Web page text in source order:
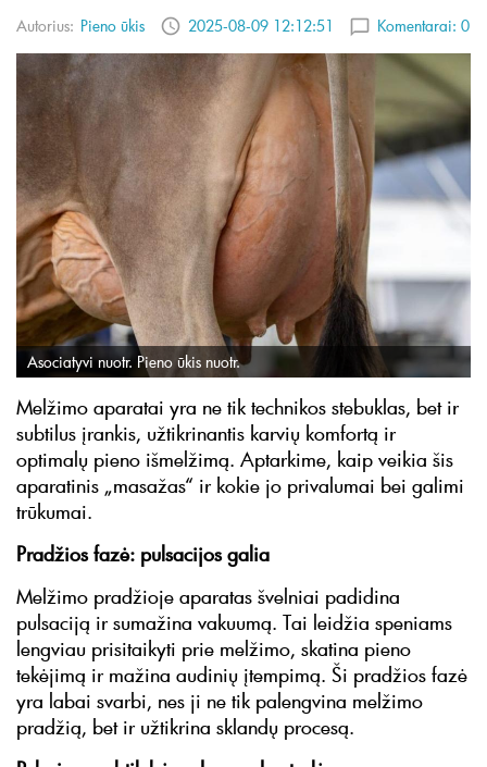
Autorius: Pieno ūkis 2025-08-09 12:12:51 Komentarai: 0
Asociatyvi nuotr. Pieno ūkis nuotr.
Melžimo aparatai yra ne tik technikos stebuklas, bet ir
subtilus įrankis, užtikrinantis karvių komfortą ir
optimalų pieno išmelžimą. Aptarkime, kaip veikia šis
aparatinis „masažas“ ir kokie jo privalumai bei galimi
trūkumai.
Pradžios fazė: pulsacijos galia
Melžimo pradžioje aparatas švelniai padidina
pulsaciją ir sumažina vakuumą. Tai leidžia speniams
lengviau prisitaikyti prie melžimo, skatina pieno
tekėjimą ir mažina audinių įtempimą. Ši pradžios fazė
yra labai svarbi, nes ji ne tik palengvina melžimo
pradžią, bet ir užtikrina sklandų procesą.